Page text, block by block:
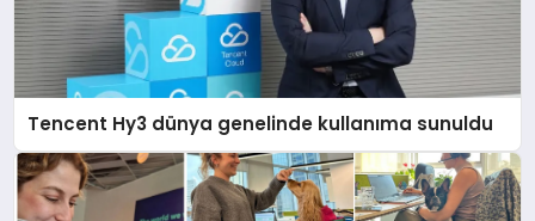
Tencent Hy3 dünya genelinde kullanıma sunuldu